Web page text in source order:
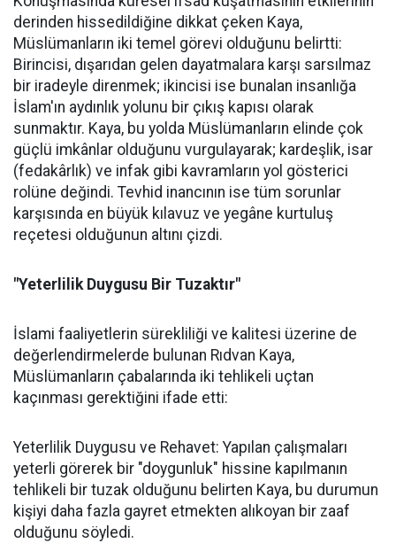
derinden hissedildiğine dikkat çeken Kaya,
Müslümanların iki temel görevi olduğunu belirtti:
Birincisi, dışarıdan gelen dayatmalara karşı sarsılmaz
bir iradeyle direnmek; ikincisi ise bunalan insanlığa
İslam'ın aydınlık yolunu bir çıkış kapısı olarak
sunmaktır. Kaya, bu yolda Müslümanların elinde çok
güçlü imkânlar olduğunu vurgulayarak; kardeşlik, isar
(fedakârlık) ve infak gibi kavramların yol gösterici
rolüne değindi. Tevhid inancının ise tüm sorunlar
karşısında en büyük kılavuz ve yegâne kurtuluş
reçetesi olduğunun altını çizdi.
"Yeterlilik Duygusu Bir Tuzaktır"
İslami faaliyetlerin sürekliliği ve kalitesi üzerine de
değerlendirmelerde bulunan Rıdvan Kaya,
Müslümanların çabalarında iki tehlikeli uçtan
kaçınması gerektiğini ifade etti:
Yeterlilik Duygusu ve Rehavet: Yapılan çalışmaları
yeterli görerek bir "doygunluk" hissine kapılmanın
tehlikeli bir tuzak olduğunu belirten Kaya, bu durumun
kişiyi daha fazla gayret etmekten alıkoyan bir zaaf
olduğunu söyledi.